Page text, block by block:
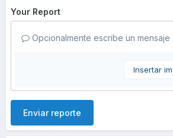
Your Report
Opcionalmente escribe un
Insertar
Enviar reporte